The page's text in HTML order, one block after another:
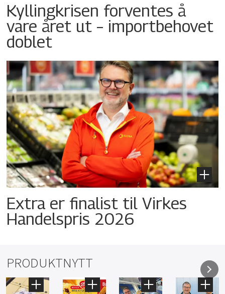
Kyllingkrisen forventes å
vare året ut – importbehovet
doblet
Extra er finalist til Virkes
Handelspris 2026
PRODUKTNYTT